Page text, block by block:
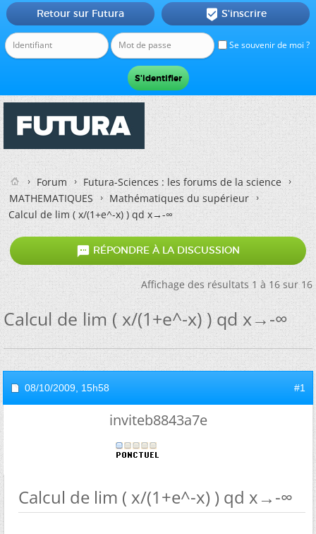
Se souvenir de moi ?
Retour sur Futura  S'inscrire
Forum
Futura-Sciences : les forums de la science
MATHEMATIQUES
Mathématiques du supérieur
Calcul de lim ( x/(1+e^-x) ) qd x→-∞
 RÉPONDRE À LA DISCUSSION
Affichage des résultats 1 à 16 sur 16
Calcul de lim ( x/(1+e^-x) ) qd x→-∞
08/10/2009, 15h58 #1
inviteb8843a7e
Calcul de lim ( x/(1+e^-x) ) qd x→-∞